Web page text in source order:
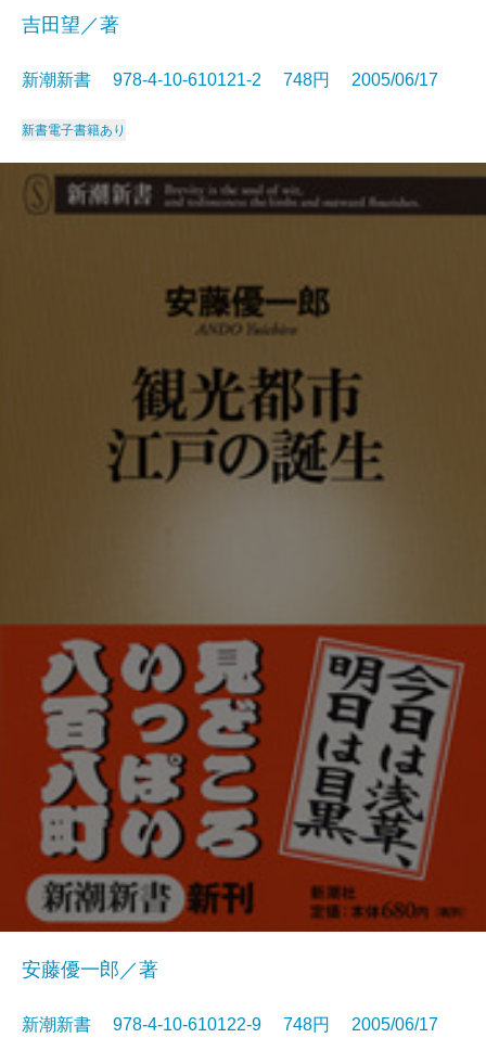
吉田望／著
新潮新書 978-4-10-610121-2 748円 2005/06/17
新書電子書籍あり
安藤優一郎／著
新潮新書 978-4-10-610122-9 748円 2005/06/17